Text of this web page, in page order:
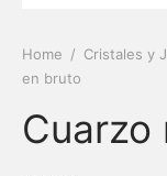
Home / Cristales y
en bruto
Cuarzo